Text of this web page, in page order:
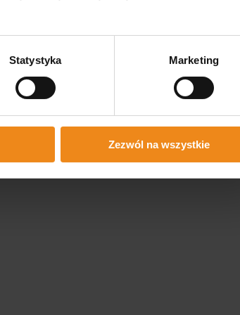
Statystyka Marketing
Zezwól na wszystkie
materiału (skóra ekologiczna)
przesuwaniu się materaca podczas
na utrzymanie wysokiego standardu higieny.